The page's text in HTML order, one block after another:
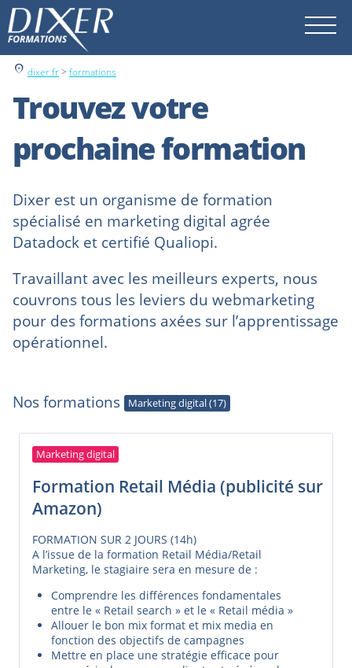
location_on dixer.fr> formations
Trouvez votre
prochaine formation
Dixer est un organisme de formation
spécialisé en marketing digital agrée
Datadock et certifié Qualiopi.
Travaillant avec les meilleurs experts, nous
couvrons tous les leviers du webmarketing
pour des formations axées sur l’apprentissage
opérationnel.
Nos formations Marketing digital (17)
Marketing digital
Formation Retail Média (publicité sur
Amazon)
FORMATION SUR 2 JOURS (14h)
A l’issue de la formation Retail Média/Retail
Marketing, le stagiaire sera en mesure de :
Comprendre les différences fondamentales
entre le « Retail search » et le « Retail média »
Allouer le bon mix format et mix media en
fonction des objectifs de campagnes
Mettre en place une stratégie efficace pour